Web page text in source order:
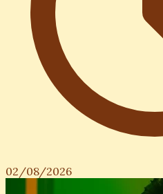
02/08/2026